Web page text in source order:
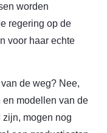
worden
regering op de
voor haar echte
de weg? Nee,
modellen van de
zijn, mogen nog